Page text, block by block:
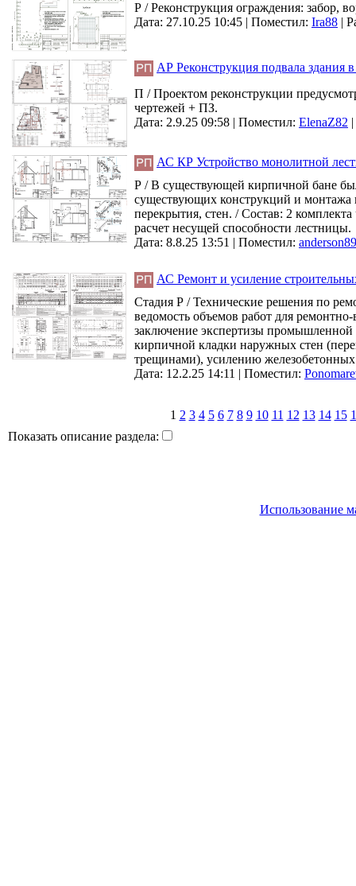
Р / Реконструкция ограждения: забор,
Дата: 27.10.25 10:45 | Поместил: Ira88 |
АР Реконструкция подвала здания
П / Проектом реконструкции
чертежей + ПЗ.
Дата: 2.9.25 09:58 | Поместил: ElenaZ82 |
АС КР Устройство монолитной
Р / В существующей кирпичной бане
существующих конструкций и монтажа
перекрытия, стен. / Состав: 2
расчет несущей способности лестницы.
Дата: 8.8.25 13:51 | Поместил:
АС Ремонт и усиление
Стадия Р / Технические решения по
ведомость объемов работ для
заключение экспертизы промышленной
кирпичной кладки наружных стен
трещинами), усилению
Дата: 12.2.25 14:11 | Поместил:
1 2 3 4 5 6 7 8 9 10 11 12 13 14 15
Показать описание раздела:
Использование